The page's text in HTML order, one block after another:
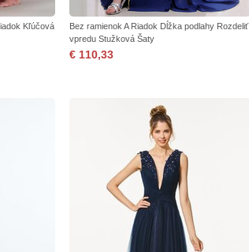
Kľúčová
Bez ramienok A Riadok Dĺžka podlahy Rozdeliť
vpredu Stužková Šaty
€ 110,33